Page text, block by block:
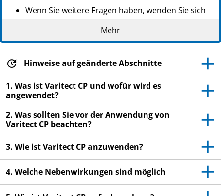
Wenn Sie weitere Fragen haben, wenden Sie sich
an Ihren Arzt oder Apotheker.
Dieses Arzneimittel wurde Ihnen persönlich
verschrieben. Geben Sie es nicht an Dritte weiter.
Es kann anderen Menschen schaden, auch wenn
diese die gleichen Beschwerden haben wie Sie.
Wenn Sie Nebenwirkungen bemerken, wenden Sie
sich an Ihren Arzt oder Apotheker. Dies gilt auch
für Nebenwirkungen, die nicht in dieser
Packungsbeilage angegeben sind. Siehe Abschnitt
Mehr
Hinweise auf geänderte Abschnitte
1. Was ist Varitect CP und wofür wird es
angewendet?
2. Was sollten Sie vor der Anwendung von
Varitect CP beachten?
3. Wie ist Varitect CP anzuwenden?
4. Welche Nebenwirkungen sind möglich